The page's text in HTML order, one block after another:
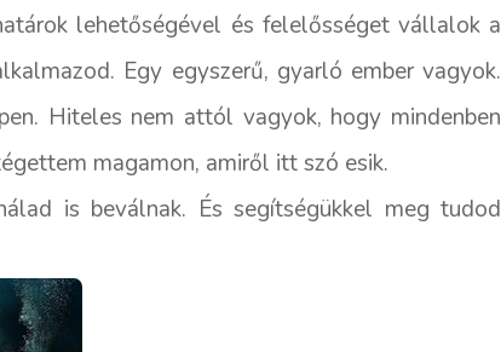
lehetőségével és felelősséget vállalok a
Egy egyszerű, gyarló ember vagyok.
Hiteles nem attól vagyok, hogy mindenben
magamon, amiről itt szó esik.
is beválnak. És segítségükkel meg tudod